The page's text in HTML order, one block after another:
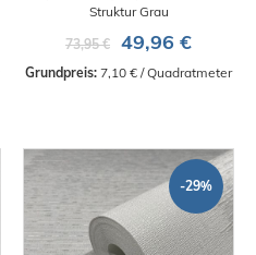
Struktur Grau
73,95 €
49,96 €
Grundpreis: 7,10 € / Quadratmeter
-29%